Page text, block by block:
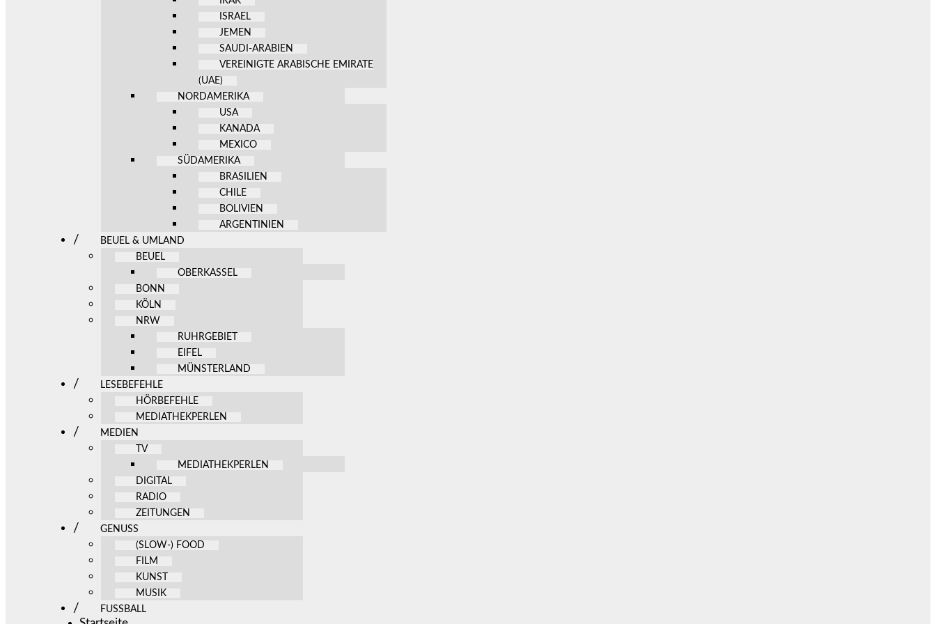
ISRAEL
JEMEN
SAUDI-ARABIEN
VEREINIGTE ARABISCHE EMIRATE
(UAE)
NORDAMERIKA
USA
KANADA
MEXICO
SÜDAMERIKA
BRASILIEN
CHILE
BOLIVIEN
ARGENTINIEN
BEUEL & UMLAND
BEUEL
OBERKASSEL
BONN
KÖLN
NRW
RUHRGEBIET
EIFEL
MÜNSTERLAND
LESEBEFEHLE
HÖRBEFEHLE
MEDIATHEKPERLEN
MEDIEN
TV
MEDIATHEKPERLEN
DIGITAL
RADIO
ZEITUNGEN
GENUSS
(SLOW-) FOOD
FILM
KUNST
MUSIK
FUSSBALL